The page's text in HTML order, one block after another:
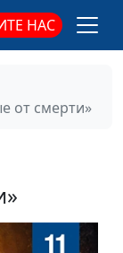
НАС
от смерти»